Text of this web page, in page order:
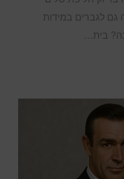
לגברים במידות
בית…